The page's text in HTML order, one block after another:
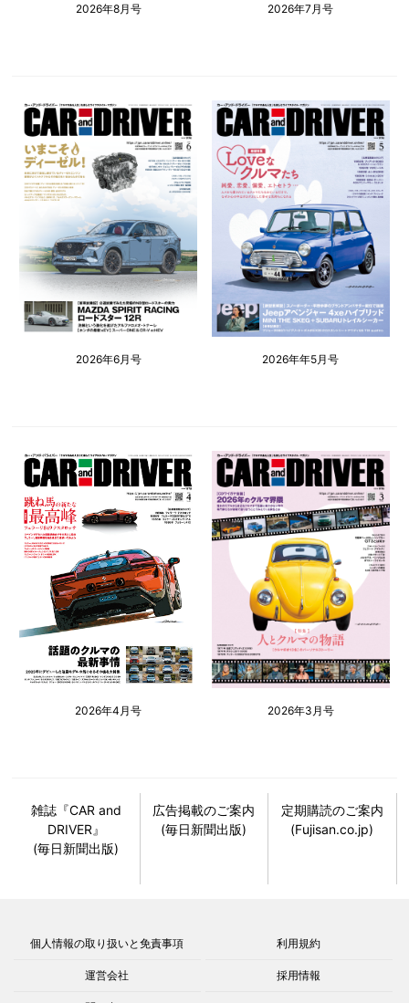
2026年8月号 2026年7月号
2026年6月号 2026年年5月号
2026年4月号 2026年3月号
雑誌『CAR and
DRIVER』
(毎日新聞出版)
広告掲載のご案内
(毎日新聞出版)
定期購読のご案内
(Fujisan.co.jp)
個人情報の取り扱いと免責事項 利用規約
運営会社 採用情報